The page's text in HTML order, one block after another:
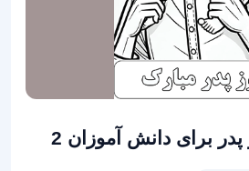
برای دانش آموزان 2